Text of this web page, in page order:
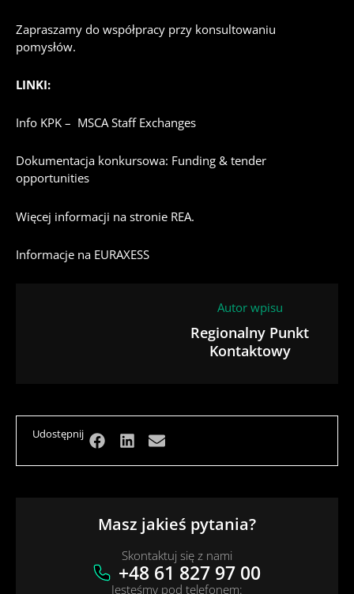
Zapraszamy do współpracy przy konsultowaniu
pomysłów.
LINKI:
Info KPK – MSCA Staff Exchanges
Dokumentacja konkursowa: Funding & tender
opportunities
Więcej informacji na stronie REA.
Informacje na EURAXESS
Autor wpisu
Regionalny Punkt
Kontaktowy
Udostępnij
Masz jakieś pytania?
Skontaktuj się z nami
+48 61 827 97 00
Jesteśmy pod telefonem: